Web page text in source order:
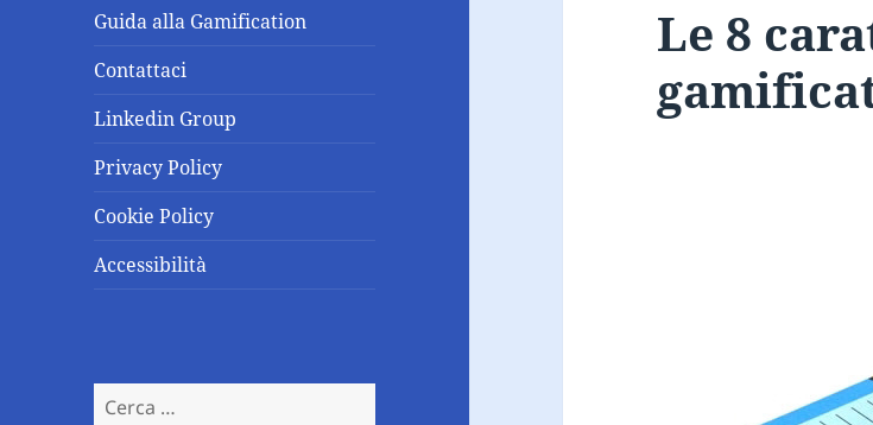
Guida alla Gamification
Contattaci
Linkedin Group
Privacy Policy
Cookie Policy
Accessibilità
Ricerca
Le 8